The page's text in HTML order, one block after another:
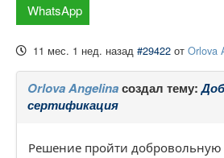
WhatsApp
11 мес. 1 нед. назад #29422 отOrlova
Orlova Angelinaсоздал тему:
сертификация
Решение пройти